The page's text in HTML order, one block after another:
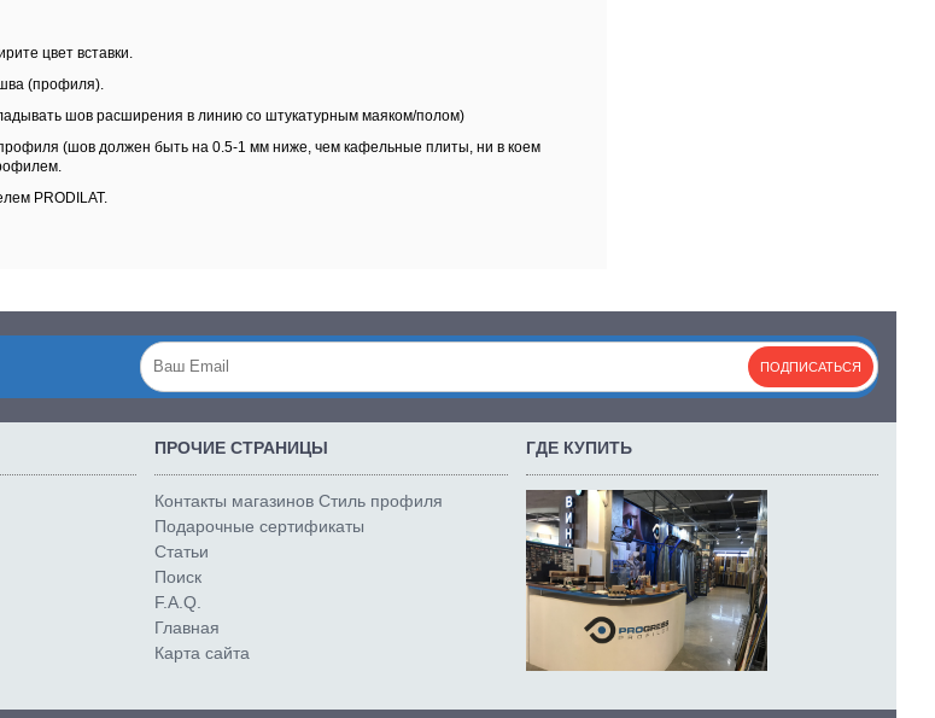
цвет вставки.
(профиля).
шов расширения в линию со штукатурным маяком/полом)
(шов должен быть на 0.5-1 мм ниже, чем кафельные плиты, ни в коем
PRODILAT.
ПОДПИСАТЬСЯ
ПРОЧИЕ СТРАНИЦЫ
Контакты магазинов Стиль профиля
Подарочные сертификаты
Статьи
Поиск
F.A.Q.
Главная
Карта сайта
ГДЕ КУПИТЬ